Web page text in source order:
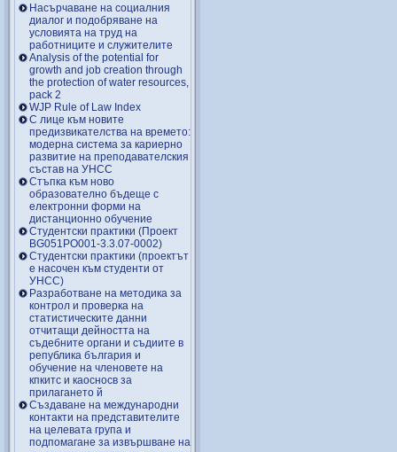
Насърчаване на социалния
диалог и подобряване на
условията на труд на
работниците и служителите
Analysis of the potential for
growth and job creation through
the protection of water resources,
pack 2
WJP Rule of Law Index
С лице към новите
предизвикателства на времето:
модерна система за кариерно
развитие на преподавателския
състав на УНСС
Стъпка към ново
образователно бъдеще с
електронни форми на
дистанционно обучение
Студентски практики (Проект
BG051PO001-3.3.07-0002)
Студентски практики (проектът
е насочен към студенти от
УНСС)
Разработване на методика за
контрол и проверка на
статистическите данни
отчитащи дейността на
съдебните органи и съдиите в
република българия и
обучение на членовете на
кпкитс и каосносв за
прилагането й
Създаване на международни
контакти на представителите
на целевата група и
подпомагане за извършване на